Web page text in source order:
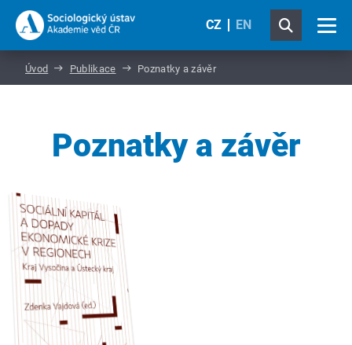
CZ EN
Úvod Publikace Poznatky a závěr
Poznatky a závěr